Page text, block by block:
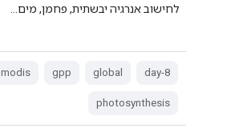
לחישוב אנרגיה יבשתית, פחמן, מים…
8-day
global
gpp
modis
photosynthesis